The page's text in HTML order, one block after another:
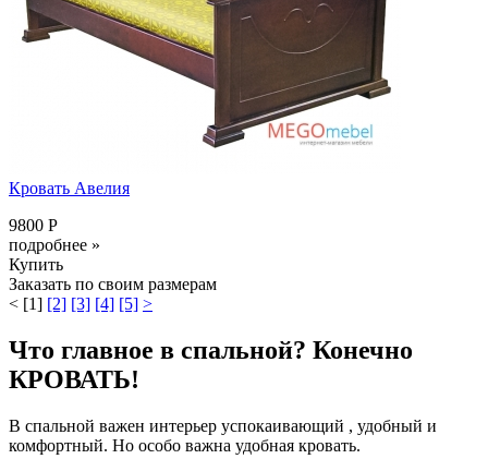
Кровать Авелия
9800 Р
подробнее »
Купить
Заказать по своим размерам
< [1] [2] [3] [4] [5] >
Что главное в спальной? Конечно
КРОВАТЬ!
В спальной важен интерьер успокаивающий , удобный и
комфортный. Но особо важна удобная кровать.